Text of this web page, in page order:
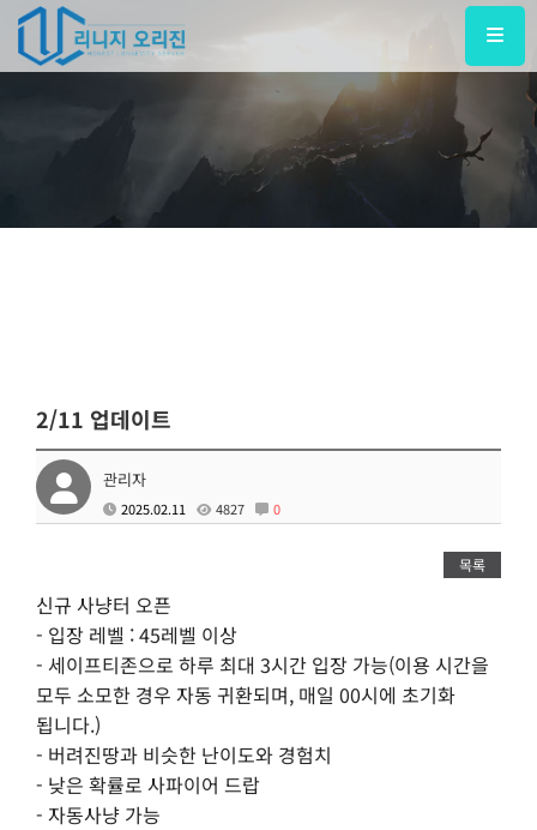
2/11 업데이트
관리자
2025.02.11 4827 0
목록
신규 사냥터 오픈
- 입장 레벨 : 45레벨 이상
- 세이프티존으로 하루 최대 3시간 입장 가능(이용 시간을
모두 소모한 경우 자동 귀환되며, 매일 00시에 초기화
됩니다.)
- 버려진땅과 비슷한 난이도와 경험치
- 낮은 확률로 사파이어 드랍
- 자동사냥 가능